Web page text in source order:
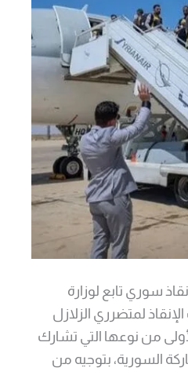
سوري تابع لوزارة
لمتضرري الزلازل
من نوعها التي تشارك
السورية، بتوجيه من